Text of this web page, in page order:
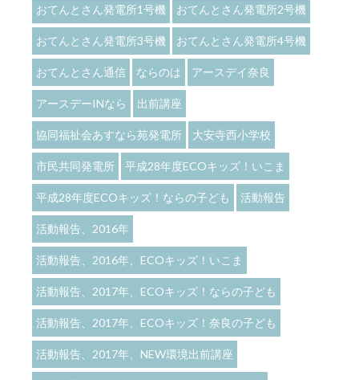
おてんとさん発電所1号機 おてんとさん発電所2号機
おてんとさん発電所3号機 おてんとさん発電所4号機
おてんとさん通信 ならのは アースデイ奈良
アースデーINなら 出前講座
協同福祉会あすなら苑発電所 大安寺西小学校
市民共同発電所 平成28年度ECOキッズ！いこま
平成28年度ECOキッズ！ならの子ども 活動報告
活動報告、2016年
活動報告、2016年、ECOキッズ！いこま
活動報告、2017年、ECOキッズ！ならの子ども
活動報告、2017年、ECOキッズ！奈良の子ども
活動報告、2017年、NEW環境出前講座